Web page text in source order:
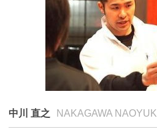
中川 直之 NAKAGAWA NAOYUKI